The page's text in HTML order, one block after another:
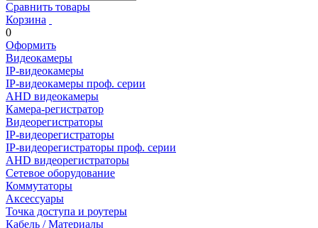
Сравнить товары
Корзина
0
Оформить
Видеокамеры
IP-видеокамеры
IP-видеокамеры проф. серии
AHD видеокамеры
Камера-регистратор
Видеорегистраторы
IP-видеорегистраторы
IP-видеорегистраторы проф. серии
AHD видеорегистраторы
Сетевое оборудование
Коммутаторы
Аксессуары
Точка доступа и роутеры
Кабель / Материалы